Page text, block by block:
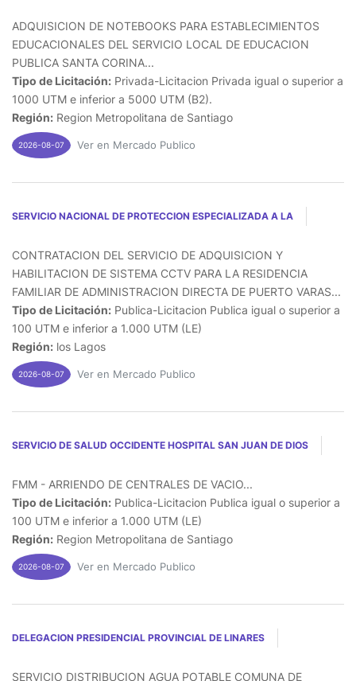
ADQUISICION DE NOTEBOOKS PARA ESTABLECIMIENTOS
EDUCACIONALES DEL SERVICIO LOCAL DE EDUCACION
PUBLICA SANTA CORINA...
Tipo de Licitación: Privada-Licitacion Privada igual o superior a
1000 UTM e inferior a 5000 UTM (B2).
Región: Region Metropolitana de Santiago
2026-08-07 Ver en Mercado Publico
SERVICIO NACIONAL DE PROTECCION ESPECIALIZADA A LA
CONTRATACION DEL SERVICIO DE ADQUISICION Y
HABILITACION DE SISTEMA CCTV PARA LA RESIDENCIA
FAMILIAR DE ADMINISTRACION DIRECTA DE PUERTO VARAS...
Tipo de Licitación: Publica-Licitacion Publica igual o superior a
100 UTM e inferior a 1.000 UTM (LE)
Región: los Lagos
2026-08-07 Ver en Mercado Publico
SERVICIO DE SALUD OCCIDENTE HOSPITAL SAN JUAN DE DIOS
FMM - ARRIENDO DE CENTRALES DE VACIO...
Tipo de Licitación: Publica-Licitacion Publica igual o superior a
100 UTM e inferior a 1.000 UTM (LE)
Región: Region Metropolitana de Santiago
2026-08-07 Ver en Mercado Publico
DELEGACION PRESIDENCIAL PROVINCIAL DE LINARES
SERVICIO DISTRIBUCION AGUA POTABLE COMUNA DE